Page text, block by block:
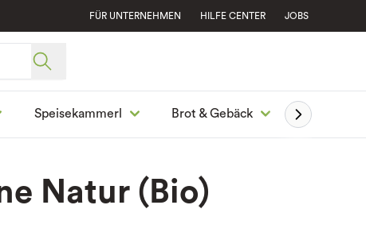
FÜR UNTERNEHMEN HILFE CENTER JOBS
Speisekammerl Brot & Gebäck
Natur (Bio)